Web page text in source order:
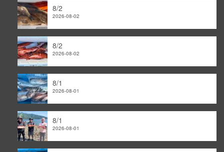
8/2
2026-08-02
8/2
2026-08-02
8/1
2026-08-01
8/1
2026-08-01